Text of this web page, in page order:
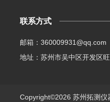
联系方式
邮箱：360009931@qq.com
地址：苏州市吴中区开发区
Copyright©2026 苏州拓测